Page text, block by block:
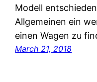
Modell
Allgemeinen ein
einen Wagen zu
March 21, 2018